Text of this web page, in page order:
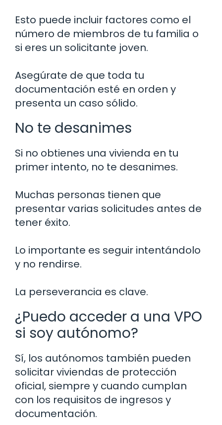
Esto puede incluir factores como el
número de miembros de tu familia o
si eres un solicitante joven.
Asegúrate de que toda tu
documentación esté en orden y
presenta un caso sólido.
No te desanimes
Si no obtienes una vivienda en tu
primer intento, no te desanimes.
Muchas personas tienen que
presentar varias solicitudes antes de
tener éxito.
Lo importante es seguir intentándolo
y no rendirse.
La perseverancia es clave.
¿Puedo acceder a una VPO
si soy autónomo?
Sí, los autónomos también pueden
solicitar viviendas de protección
oficial, siempre y cuando cumplan
con los requisitos de ingresos y
documentación.